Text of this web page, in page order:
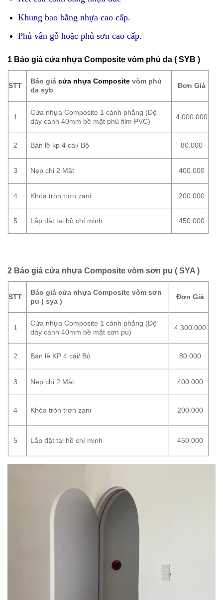
Khung bao bằng nhựa cao cấp.
Phủ vân gỗ hoặc phủ sơn cao cấp.
1 Báo giá cửa nhựa Composite vòm phủ da ( SYB )
STT
Báo giácửa nhựa Composite vòm phủ
da syb
Đơn Giá
1
Cửa nhựa Composite 1 cánh phẳng (Độ
dày cánh 40mm bề mặt phủ film PVC)
4.000.000
2 Bản lề kp 4 cái/ Bộ 80.000
3 Nẹp chỉ 2 Mặt 400.000
4 Khóa tròn trơn zani 200.000
5 Lắp đặt tại hồ chí minh 450.000
2 Báo giá cửa nhựa Composite vòm sơn pu ( SYA )
STT
Báo giá cửa nhựa Composite vòm sơn
pu ( sya )
Đơn Giá
1
Cửa nhựa Composite 1 cánh phẳng (Độ
dày cánh 40mm bề mặt sơn pu)
4.300.000
2 Bản lề KP 4 cái/ Bộ 80.000
3 Nẹp chỉ 2 Mặt 400.000
4 Khóa tròn trơn zani 200.000
5 Lắp đặt tại hồ chí minh 450.000